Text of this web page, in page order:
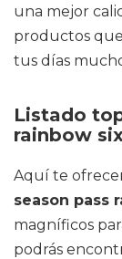
una mejor
productos
tus días
Listado
rainbow
Aquí te
season pass
magníficos
podrás